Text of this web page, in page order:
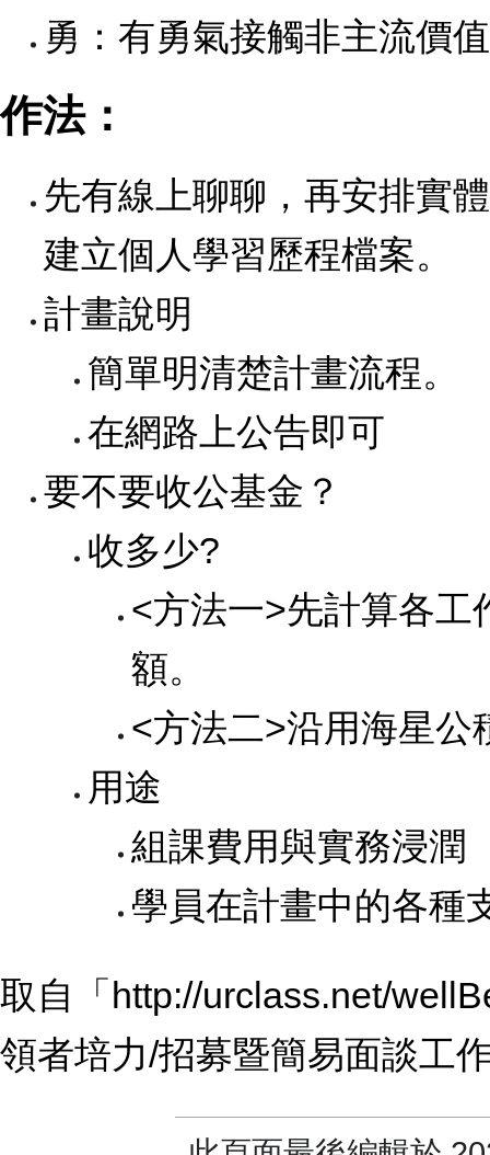
勇：有勇氣接觸非主流價
作法：
先有線上聊聊，再安排實
建立個人學習歷程檔案。
計畫說明
簡單明清楚計畫流程。
在網路上公告即可
要不要收公基金？
收多少?
<方法一>先計算各工
額。
<方法二>沿用海星公
用途
組課費用與實務浸潤
學員在計畫中的各種
取自「 http://urclass.net/
領者培力/招募暨簡易面談工